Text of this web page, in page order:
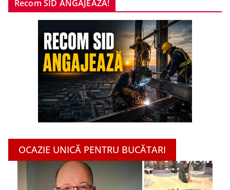
Recom SID ANGAJEAZĂ!
OCAZIE UNICĂ PENTRU BUCĂTARI